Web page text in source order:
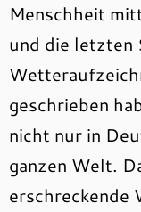
Menschheit
und die letzten
geschrieben
nicht nur in
ganzen Welt.
erschreckende